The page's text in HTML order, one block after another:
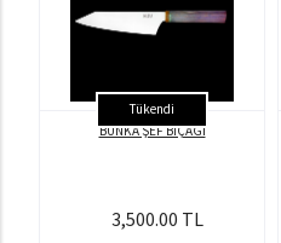
Tükendi
BUNKA ŞEF BIÇAĞI
3,500.00 TL